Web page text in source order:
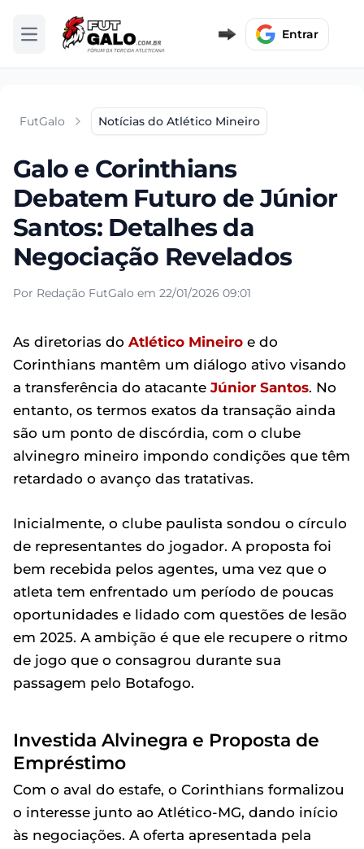
Abrir menu Entrar
FutGalo Notícias do Atlético Mineiro
Galo e Corinthians
Debatem Futuro de Júnior
Santos: Detalhes da
Negociação Revelados
Por Redação FutGalo em 22/01/2026 09:01
As diretorias do Atlético Mineiro e do
Corinthians mantêm um diálogo ativo visando
a transferência do atacante Júnior Santos. No
entanto, os termos exatos da transação ainda
são um ponto de discórdia, com o clube
alvinegro mineiro impondo condições que têm
retardado o avanço das tratativas.
Inicialmente, o clube paulista sondou o círculo
de representantes do jogador. A proposta foi
bem recebida pelos agentes, uma vez que o
atleta tem enfrentado um período de poucas
oportunidades e lidado com questões de lesão
em 2025. A ambição é que ele recupere o ritmo
de jogo que o consagrou durante sua
passagem pelo Botafogo.
Investida Alvinegra e Proposta de
Empréstimo
Com o aval do estafe, o Corinthians formalizou
o interesse junto ao Atlético-MG, dando início
às negociações. A oferta apresentada pela